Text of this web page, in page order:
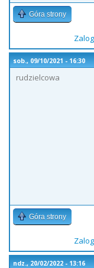
Góra strony
sob., 09/10/2021 - 16:30
rudzielcowa
Góra strony
ndz., 20/02/2022 - 13:16